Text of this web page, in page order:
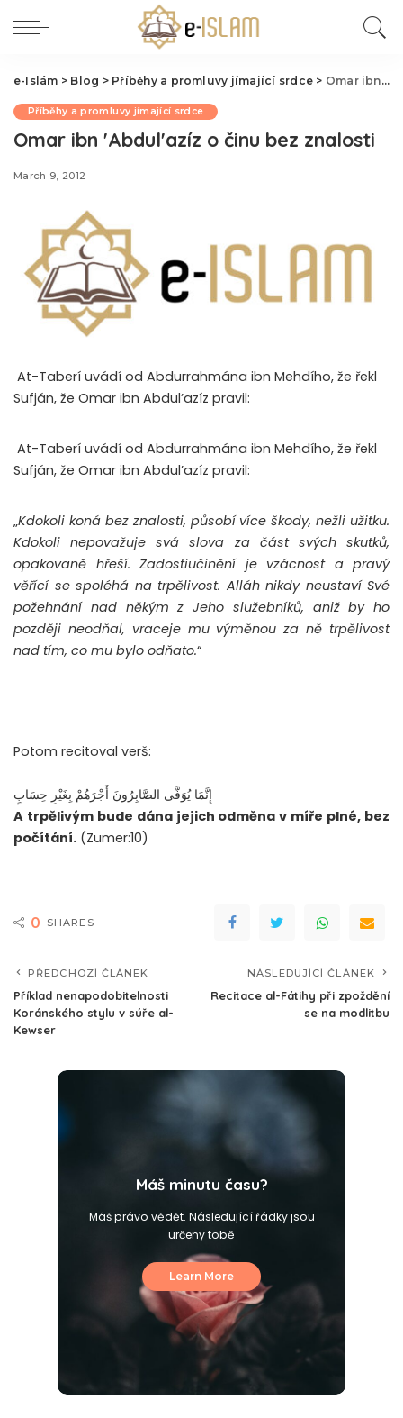
e-Islám > Blog > Příběhy a promluvy jímající srdce > Omar ibn 'Abdul'azíz o činu bez znalosti
Příběhy a promluvy jímající srdce
Omar ibn 'Abdul'azíz o činu bez znalosti
March 9, 2012
At-Taberí uvádí od Abdurrahmána ibn Mehdího, že řekl
Sufján, že Omar ibn Abdul’azíz pravil:
At-Taberí uvádí od Abdurrahmána ibn Mehdího, že řekl
Sufján, že Omar ibn Abdul’azíz pravil:
„Kdokoli koná bez znalosti, působí více škody, nežli užitku.
Kdokoli nepovažuje svá slova za část svých skutků,
opakovaně hřeší. Zadostiučinění je vzácnost a pravý
věřící se spoléhá na trpělivost. Alláh nikdy neustaví Své
požehnání nad někým z Jeho služebníků, aniž by ho
později neodňal, vraceje mu výměnou za ně trpělivost
nad tím, co mu bylo odňato.“
Potom recitoval verš:
إِنَّمَا يُوَفَّى الصَّابِرُونَ أَجْرَهُمْ بِغَيْرِ حِسَابٍ
A trpělivým bude dána jejich odměna v míře plné, bez
počítání. (Zumer:10)
0 SHARES
PŘEDCHOZÍ ČLÁNEK
Příklad nenapodobitelnosti
Koránského stylu v súře al-
Kewser
NÁSLEDUJÍCÍ ČLÁNEK
Recitace al-Fátihy při zpoždění
se na modlitbu
Máš minutu času?
Máš právo vědět. Následující řádky jsou
určeny tobě
Learn More